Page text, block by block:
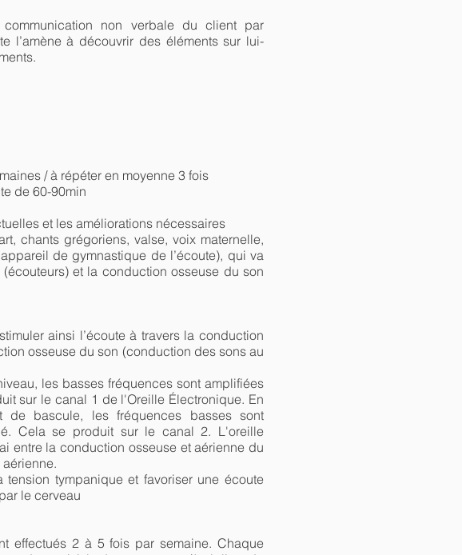
non verbale du client par
l’amène à découvrir des éléments sur lui-
/ à répéter en moyenne 3 fois
de 60-90min
et les améliorations nécessaires
chants grégoriens, valse, voix maternelle,
de gymnastique de l’écoute), qui va
et la conduction osseuse du son
ainsi l’écoute à travers la conduction
osseuse du son (conduction des sons au
les basses fréquences sont amplifiées
sur le canal 1 de l'Oreille Électronique. En
de bascule, les fréquences basses sont
Cela se produit sur le canal 2. L'oreille
entre la conduction osseuse et aérienne du
tympanique et favoriser une écoute
le cerveau
effectués 2 à 5 fois par semaine. Chaque